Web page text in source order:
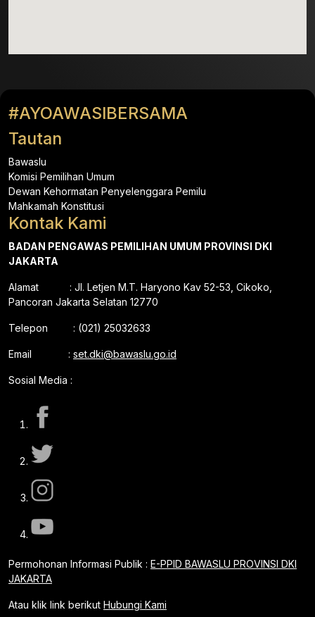
#AYOAWASIBERSAMA
Tautan
Bawaslu
Komisi Pemilihan Umum
Dewan Kehormatan Penyelenggara Pemilu
Mahkamah Konstitusi
Kontak Kami
BADAN PENGAWAS PEMILIHAN UMUM PROVINSI DKI
JAKARTA
Alamat : Jl. Letjen M.T. Haryono Kav 52-53, Cikoko,
Pancoran Jakarta Selatan 12770
Telepon : (021) 25032633
Email : set.dki@bawaslu.go.id
Sosial Media :
Permohonan Informasi Publik : E-PPID BAWASLU PROVINSI DKI
JAKARTA
Atau klik link berikut Hubungi Kami